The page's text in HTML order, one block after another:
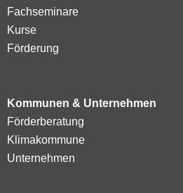
Fachseminare
Kurse
Förderung
Kommunen & Unternehmen
Förderberatung
Klimakommune
Unternehmen